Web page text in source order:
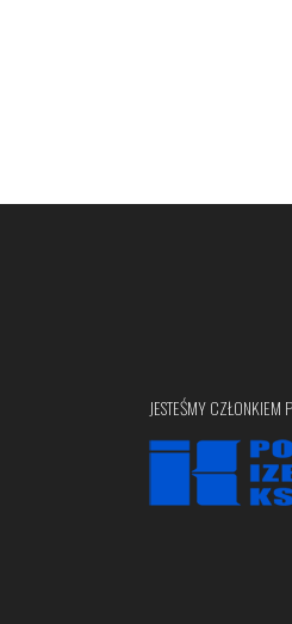
JESTEŚMY CZŁONKIEM